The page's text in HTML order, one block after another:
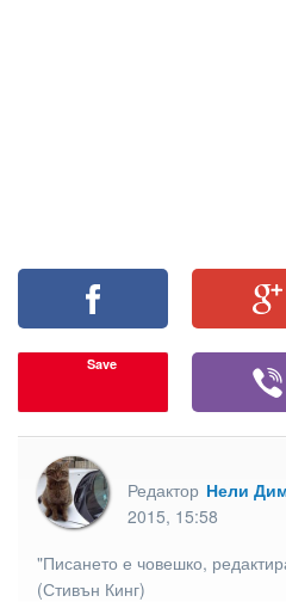
Save
Редактор Нели
2015, 15:58
"Писането е човешко,
(Стивън Кинг)